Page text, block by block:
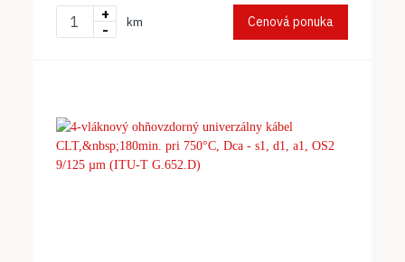
+
-
km Cenová ponuka